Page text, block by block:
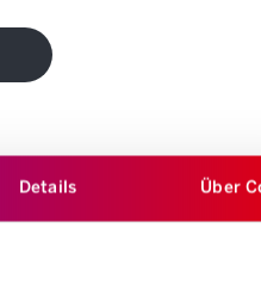
Details Über